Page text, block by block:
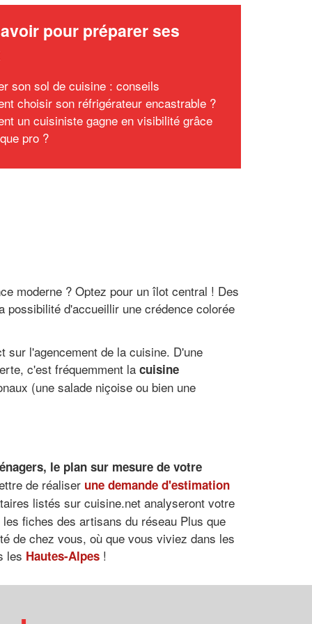
pour préparer ses
son sol de cuisine : conseils
choisir son réfrigérateur encastrable ?
un cuisiniste gagne en visibilité grâce
pro ?
moderne ? Optez pour un îlot central ! Des
possibilité d'accueillir une crédence colorée
sur l'agencement de la cuisine. D'une
c'est fréquemment la cuisine
(une salade niçoise ou bien une
, le plan sur mesure de votre
de réaliser une demande d'estimation
listés sur cuisine.net analyseront votre
fiches des artisans du réseau Plus que
de chez vous, où que vous viviez dans les
les Hautes-Alpes !